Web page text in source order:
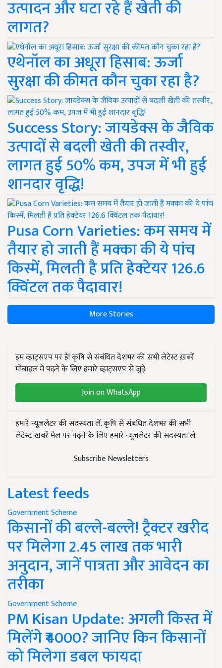
उत्पादन और घटा रहे हैं खेती की
लागत?
एथेनॉल का अधूरा हिसाब: ऊर्जा
सुरक्षा की कीमत कौन चुका रहा है?
Success Story: जायडेक्स के जैविक
उत्पादों से बदली खेती की तस्वीर,
लागत हुई 50% कम, उपज में भी हुई
शानदार वृद्धि!
Pusa Corn Varieties: कम समय में
तैयार हो जाती हैं मक्का की ये पांच
किस्में, मिलती है प्रति हेक्टेयर 126.6
क्विंटल तक पैदावार!
More Stories
हम व्हाट्सएप पर हैं! कृषि से संबंधित देशभर की सभी लेटेस्ट ख़बरें
मोबाइल में पढ़ने के लिए हमारे व्हाट्सएप से जुड़ें.
Join on WhatsApp
हमारे न्यूज़लेटर की सदस्यता लें. कृषि से संबंधित देशभर की सभी
लेटेस्ट ख़बरें मेल पर पढ़ने के लिए हमारे न्यूज़लेटर की सदस्यता लें.
Subscribe Newsletters
Latest feeds
Government Scheme
किसानों की बल्ले-बल्ले! ट्रैक्टर खरीद
पर मिलेगा 2.45 लाख तक भारी
अनुदान, जानें पात्रता और आवेदन का
तरीका
Government Scheme
PM Kisan Update: अगली किस्त में
मिलेंगे ₹4000? जानिए किन किसानों
को मिलेगा डबल फायदा